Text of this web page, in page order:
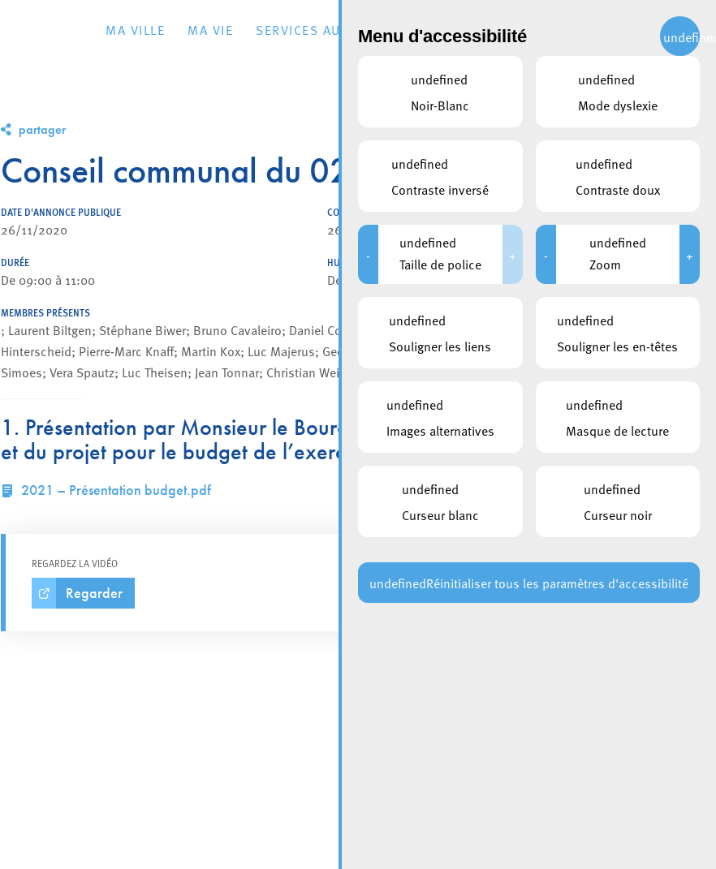
MA VILLE MA VIE SERVICES AU CITOYEN ACTUALITÉS PUBLICATIONS CONTACT
partager
Conseil communal du 02 décembre 2020
DATE D'ANNONCE PUBLIQUE
26/11/2020
CONVOCATION DES CONSEILLERS
26/11/2020
DURÉE
De 09:00 à 11:00
HUIS-CLOS
De 09:00 à 09:05
MEMBRES PRÉSENTS
; Laurent Biltgen; Stéphane Biwer; Bruno Cavaleiro; Daniel Codello; Jean-Paul Espen; Mike Hansen; Henri
Hinterscheid; Pierre-Marc Knaff; Martin Kox; Luc Majerus; Georges Mischo; Mandy Ragni; Daliah Scholl; Catarina
Simoes; Vera Spautz; Luc Theisen; Jean Tonnar; Christian Weis; Line Wies; André Zwally
1. Présentation par Monsieur le Bourgmestre du budget rectifié 2020
et du projet pour le budget de l’exercice 2021
2021 – Présentation budget.pdf
REGARDEZ LA VIDÉO
Regarder
Menu d'accessibilité
undefined
Noir-Blanc
undefined
Mode dyslexie
undefined
Contraste inversé
undefined
Contraste doux
-
undefined
Taille de police
+ -
undefined
Zoom
+
undefined
Souligner les liens
undefined
Souligner les en-têtes
undefined
Images alternatives
undefined
Masque de lecture
undefined
Curseur blanc
undefined
Curseur noir
undefinedRéinitialiser tous les paramètres d'accessibilité